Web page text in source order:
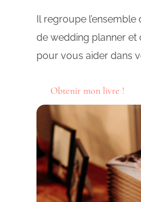
Il regroupe
de wedding planner et
pour vous aider dans
Obtenir mon livre !